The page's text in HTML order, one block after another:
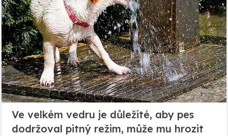
Ve velkém vedru je důležité, aby pes
dodržoval pitný režim, může mu hrozit